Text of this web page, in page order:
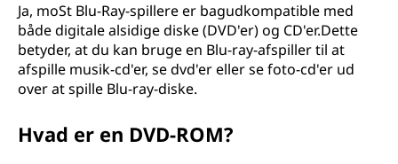
Ja, moSt Blu-Ray-spillere er bagudkompatible med
både digitale alsidige diske (DVD'er) og CD'er.Dette
betyder, at du kan bruge en Blu-ray-afspiller til at
afspille musik-cd'er, se dvd'er eller se foto-cd'er ud
over at spille Blu-ray-diske.
Hvad er en DVD-ROM?